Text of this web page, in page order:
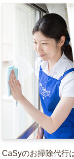
CaSyのお掃除代行